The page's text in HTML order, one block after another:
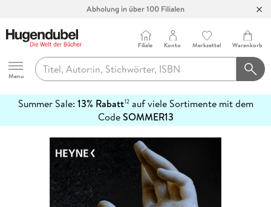
Abholung in über 100 Filialen
Hugendubel
Menu
Filiale Konto Merkzettel Warenkorb
Summer Sale: 13% Rabatt12auf viele Sortimente mit dem
CodeSOMMER13
erfahren